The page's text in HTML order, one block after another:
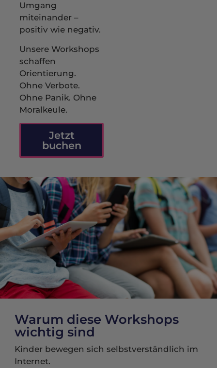
Umgang
miteinander –
positiv wie negativ.
Unsere Workshops
schaffen
Orientierung.
Ohne Verbote.
Ohne Panik. Ohne
Moralkeule.
Jetzt
buchen
Warum diese Workshops
wichtig sind
Kinder bewegen sich selbstverständlich im
Internet.